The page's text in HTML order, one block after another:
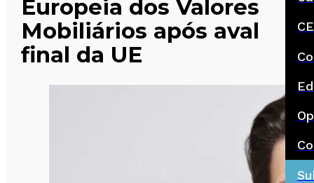
Europeia dos Valores
Mobiliários após aval
final da UE